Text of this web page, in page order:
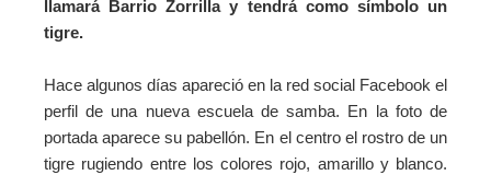
llamará Barrio Zorrilla y tendrá como símbolo un
tigre.
Hace algunos días apareció en la red social Facebook el
perfil de una nueva escuela de samba. En la foto de
portada aparece su pabellón. En el centro el rostro de un
tigre rugiendo entre los colores rojo, amarillo y blanco.